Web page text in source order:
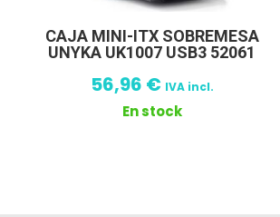
CAJA MINI-ITX SOBREMESA
UNYKA UK1007 USB3 52061
56,96 € IVA incl.
En stock